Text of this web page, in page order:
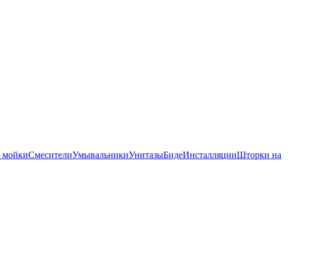
мойкиСмесителиУмывальникиУнитазыБидеИнсталляцииШторки на